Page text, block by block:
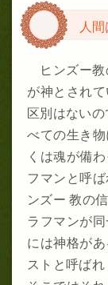
人
ヒンズー
が神とされ
区別はない
べての生き
くは魂が備
フマンと呼
ンズー 教の
ラフマンが
には神格が
ストと呼ば